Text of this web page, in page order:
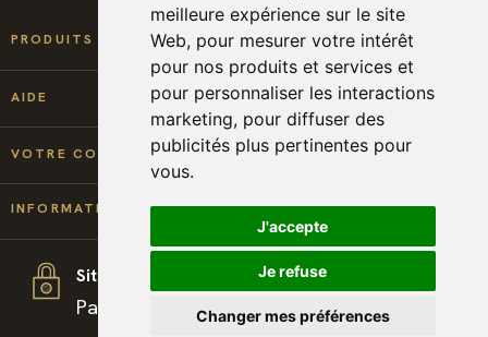
meilleure expérience sur le site
Web, pour mesurer votre intérêt
pour nos produits et services et
pour personnaliser les interactions
marketing, pour diffuser des
publicités plus pertinentes pour
vous.
J'accepte
Je refuse
Changer mes préférences
PRODUITS
AIDE
VOTRE COMPTE
INFORMATIONS
Site sécurisé
Paiement et téléchargement 100% sécurisé